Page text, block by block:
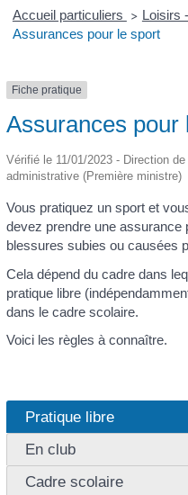
Accueil particuliers > Loisirs
Assurances pour le sport
Fiche pratique
Assurances pour
Vérifié le 11/01/2023 - Direction
administrative (Première ministre)
Vous pratiquez un sport et
devez prendre une assurance
blessures subies ou causées
Cela dépend du cadre dans
pratique libre
dans le cadre scolaire.
Voici les règles à connaître.
Pratique libre
En club
Cadre scolaire